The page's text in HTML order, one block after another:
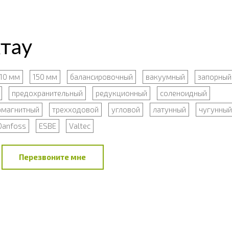
мм 150 мм балансировочный вакуумный
запорный
предохранительный редукционный
соленоидный
трехходовой угловой латунный
чугунный
ESBE Valtec
Перезвоните мне